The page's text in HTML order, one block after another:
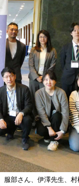
部さん、伊澤先生、